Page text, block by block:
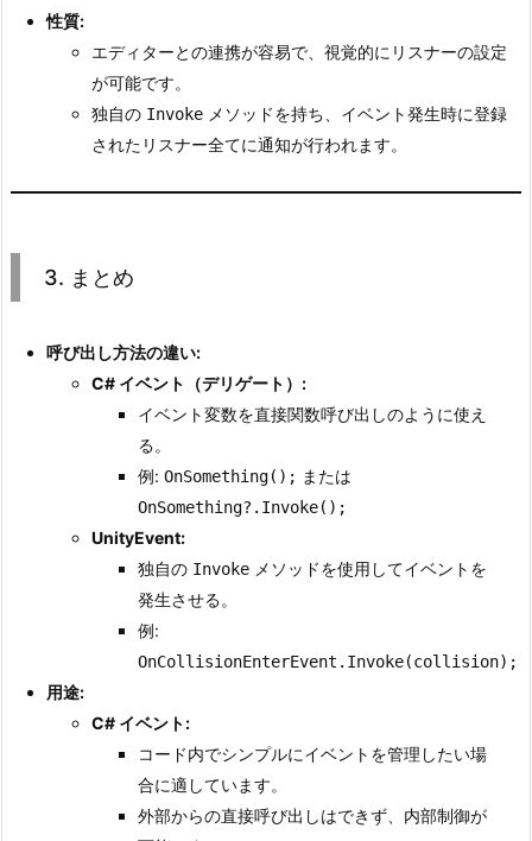
と
性質:
エディターとの連携が容易で、視覚的にリスナーの設定
が可能です。
独自の Invoke メソッドを持ち、イベント発生時に登録
されたリスナー全てに通知が行われます。
3. まとめ
呼び出し方法の違い:
C# イベント（デリゲート）:
イベント変数を直接関数呼び出しのように使え
る。
例: OnSomething(); または
OnSomething?.Invoke();
UnityEvent:
独自の Invokeメソッドを使用してイベントを
発生させる。
例:
OnCollisionEnterEvent.Invoke(collision);
用途:
C# イベント:
コード内でシンプルにイベントを管理したい場
合に適しています。
外部からの直接呼び出しはできず、内部制御が